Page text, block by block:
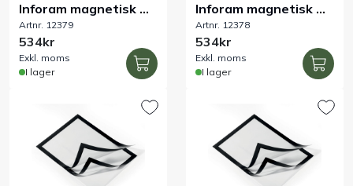
Inforam magnetisk A4
svart 5-pack
Artnr. 12379
534kr
Exkl. moms
I lager
Inforam magnetisk A4
silver 5-pack
Artnr. 12378
534kr
Exkl. moms
I lager